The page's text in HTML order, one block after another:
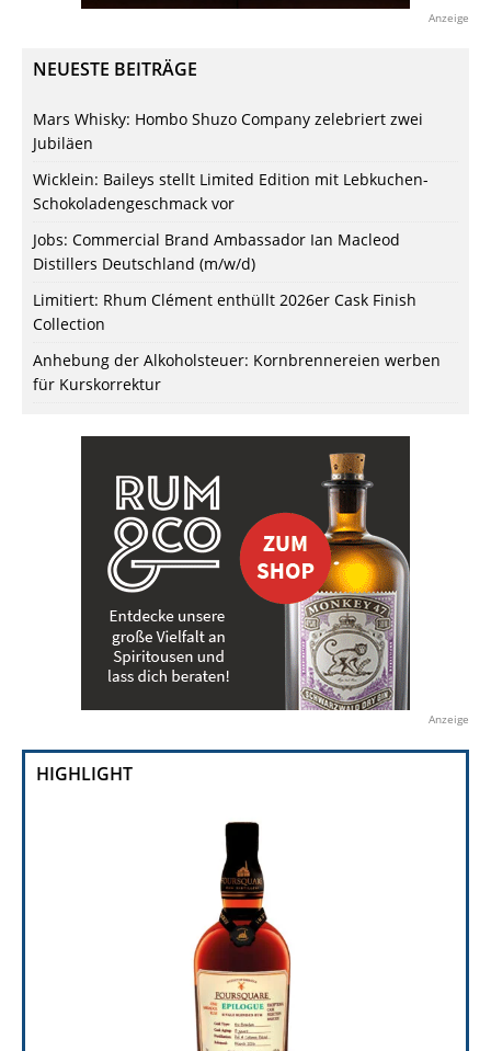
Anzeige
NEUESTE BEITRÄGE
Mars Whisky: Hombo Shuzo Company zelebriert zwei
Jubiläen
Wicklein: Baileys stellt Limited Edition mit Lebkuchen-
Schokoladengeschmack vor
Jobs: Commercial Brand Ambassador Ian Macleod
Distillers Deutschland (m/w/d)
Limitiert: Rhum Clément enthüllt 2026er Cask Finish
Collection
Anhebung der Alkoholsteuer: Kornbrennereien werben
für Kurskorrektur
Anzeige
HIGHLIGHT